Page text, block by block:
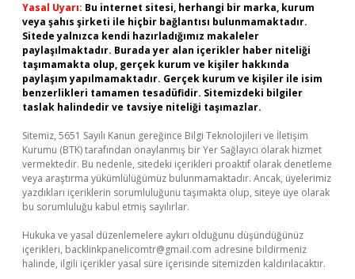
Yasal Uyarı: Bu internet sitesi, herhangi bir marka, kurum
veya şahıs şirketi ile hiçbir bağlantısı bulunmamaktadır.
Sitede yalnızca kendi hazırladığımız makaleler
paylaşılmaktadır. Burada yer alan içerikler haber niteliği
taşımamakta olup, gerçek kurum ve kişiler hakkında
paylaşım yapılmamaktadır. Gerçek kurum ve kişiler ile isim
benzerlikleri tamamen tesadüfidir. Sitemizdeki bilgiler
taslak halindedir ve tavsiye niteliği taşımazlar.
Sitemiz, 5651 Sayılı Kanun gereğince Bilgi Teknolojileri ve İletişim
Kurumu (BTK) tarafından onaylanmış bir Yer Sağlayıcı olarak hizmet
vermektedir. Bu nedenle, sitedeki içerikleri proaktif olarak denetleme
veya araştırma yükümlülüğümüz bulunmamaktadır. Ancak, üyelerimiz
yazdıkları içeriklerin sorumluluğunu taşımakta olup, siteye üye olarak
bu sorumluluğu kabul etmiş sayılırlar.
Hukuka ve yasal düzenlemelere aykırı olduğunu düşündüğünüz
içerikleri, backlinkpanelicomtr@gmail.com adresine bildirmeniz
halinde, ilgili içerikler yasal süre içerisinde sitemizden kaldırılacaktır.